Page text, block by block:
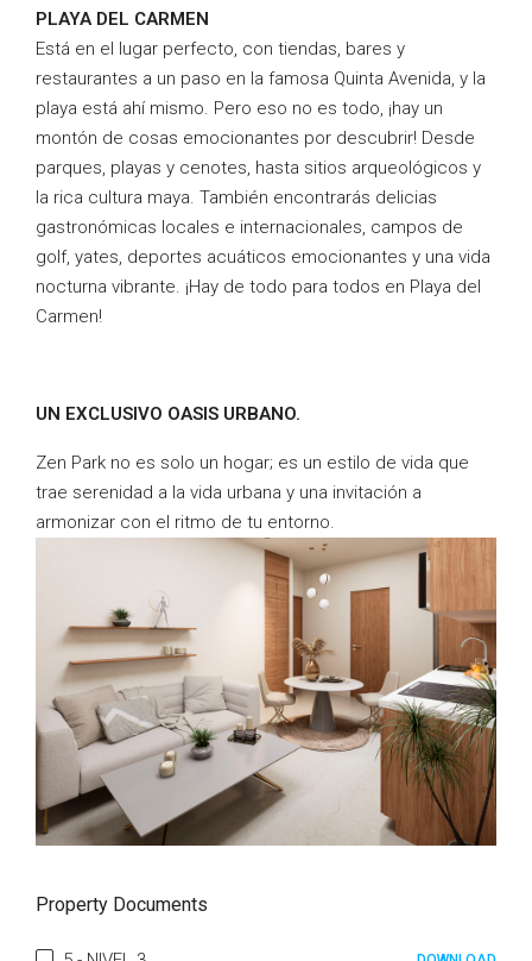
PLAYA DEL CARMEN
Está en el lugar perfecto, con tiendas, bares y
restaurantes a un paso en la famosa Quinta Avenida, y la
playa está ahí mismo. Pero eso no es todo, ¡hay un
montón de cosas emocionantes por descubrir! Desde
parques, playas y cenotes, hasta sitios arqueológicos y
la rica cultura maya. También encontrarás delicias
gastronómicas locales e internacionales, campos de
golf, yates, deportes acuáticos emocionantes y una vida
nocturna vibrante. ¡Hay de todo para todos en Playa del
Carmen!
UN EXCLUSIVO OASIS URBANO.
Zen Park no es solo un hogar; es un estilo de vida que
trae serenidad a la vida urbana y una invitación a
armonizar con el ritmo de tu entorno.
Property Documents